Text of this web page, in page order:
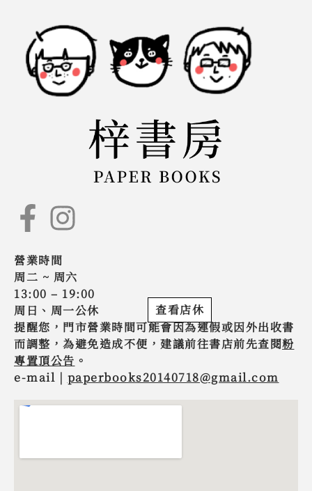
營業時間
周二 ~ 周六
13:00 – 19:00
周日、周一公休
查看店休
提醒您，門市營業時間可能會因為連假或因外出收書
而調整，為避免造成不便，建議前往書店前先查閱粉
專置頂公告 。
e-mail | paperbooks20140718@gmail.com